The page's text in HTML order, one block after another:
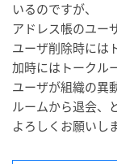
いるのですが、
アドレス帳のユー
ユーザ削除時には
加時にはトークル
ユーザが組織の異
ルームから退会、
よろしくお願いし